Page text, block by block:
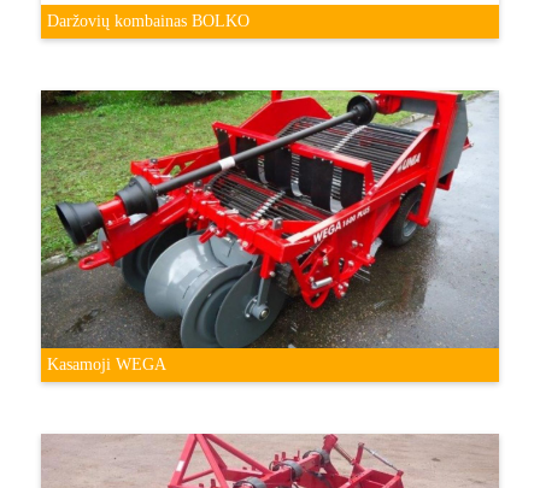
Daržovių kombainas BOLKO
Kasamoji WEGA